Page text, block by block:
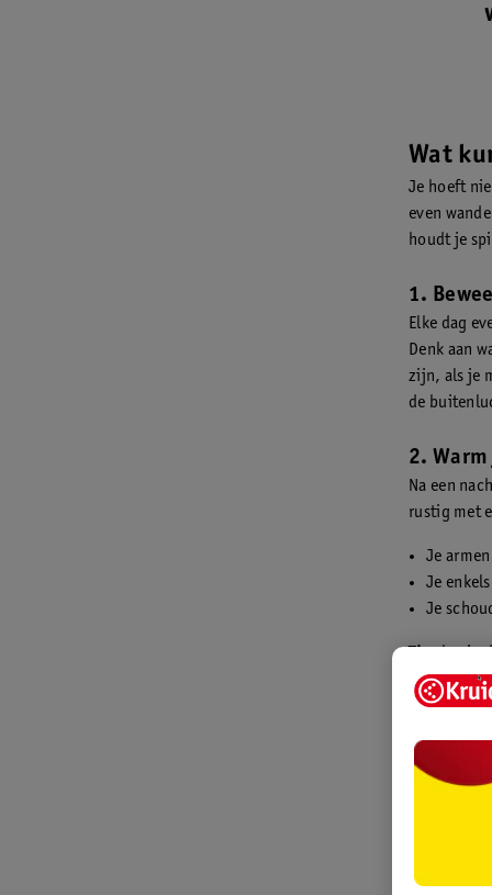
Wat
Je hoeft
even
houdt je
1.
Elke dag
Denk aan
zijn, als je
de
2.
Na een
rustig met
Je
Je
Je
beter op
3.
Deze